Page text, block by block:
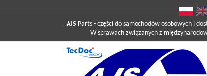
AJS Parts - części do samochodów osobowych i
W sprawach związanych z międzynarodową